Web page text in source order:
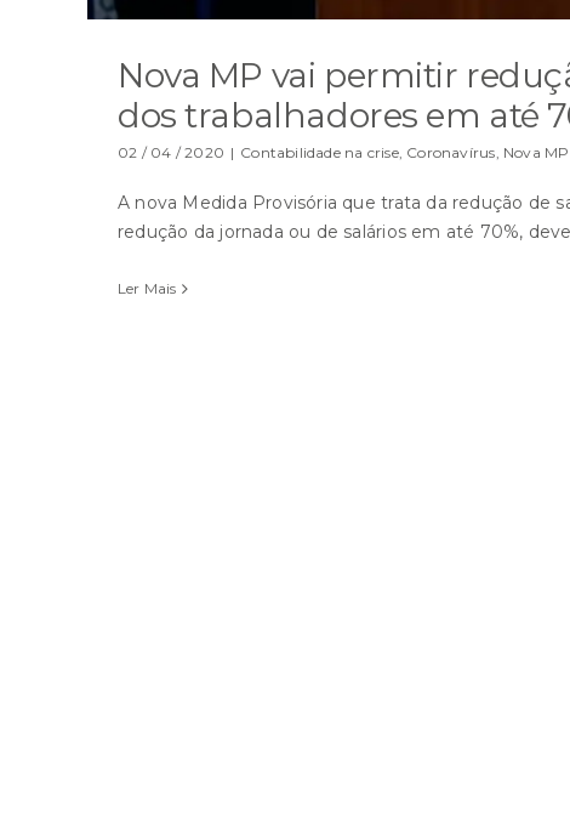
Nova MP vai permitir
dos trabalhadores em até
02 / 04 / 2020 | Contabilidade na crise, Coronavírus, Nova MP
A nova Medida Provisória que trata da redução de
redução da jornada ou de salários em até 70%,
Ler Mais